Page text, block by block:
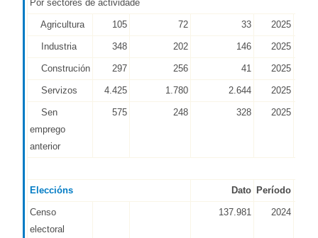
Por sectores de actividade
Agricultura 105 72 33 2025
Industria 348 202 146 2025
Construción 297 256 41 2025
Servizos 4.425 1.780 2.644 2025
Sen
emprego
anterior
575 248 328 2025
Eleccións Dato Período
Censo
electoral
137.981 2024